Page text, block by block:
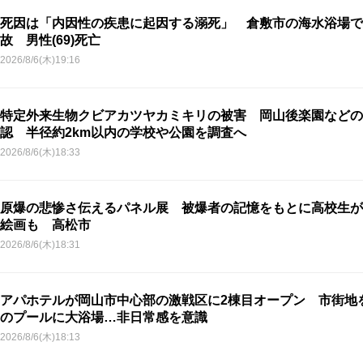
死因は「内因性の疾患に起因する溺死」 倉敷市の海水浴場
故 男性(69)死亡
2026/8/6(木)19:16
特定外来生物クビアカツヤカミキリの被害 岡山後楽園など
認 半径約2km以内の学校や公園を調査へ
2026/8/6(木)18:33
原爆の悲惨さ伝えるパネル展 被爆者の記憶をもとに高校生
絵画も 高松市
2026/8/6(木)18:31
アパホテルが岡山市中心部の激戦区に2棟目オープン 市街地
のプールに大浴場…非日常感を意識
2026/8/6(木)18:13